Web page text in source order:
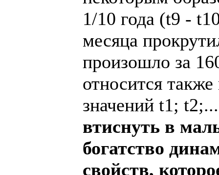
1/10 года (t9 -
месяца
произошло за
относится
значений t1;
втиснуть в
богатство
свойств,